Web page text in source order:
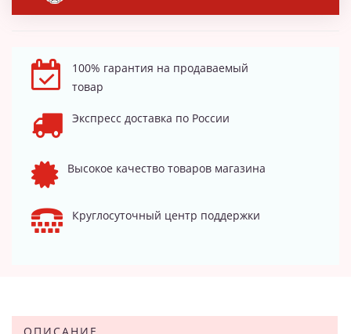
100% гарантия на продаваемый
товар
Экспресс доставка по России
Высокое качество товаров магазина
Круглосуточный центр поддержки